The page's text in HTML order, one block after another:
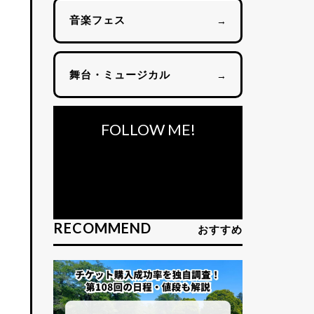
音楽フェス →
舞台・ミュージカル →
FOLLOW ME!
RECOMMEND おすすめ